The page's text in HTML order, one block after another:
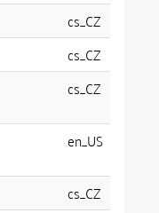
cs_CZ
cs_CZ
cs_CZ
en_US
cs_CZ